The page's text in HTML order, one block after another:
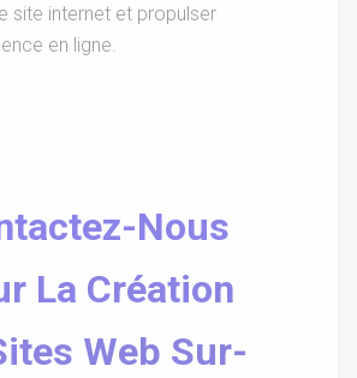
site internet et propulser
en ligne.
Nous
La Création
Web Sur-